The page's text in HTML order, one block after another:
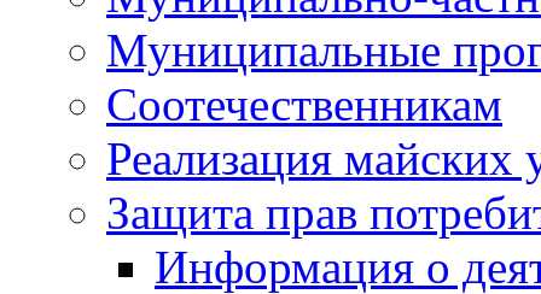
Муниципальные
Соотечественникам
Реализация майских
Защита прав
Информация о